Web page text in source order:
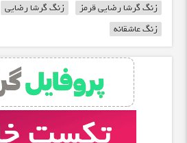
زنگ گرشا رضایی قرمز زنگ گرشا رضایی
زنگ عاشقانه